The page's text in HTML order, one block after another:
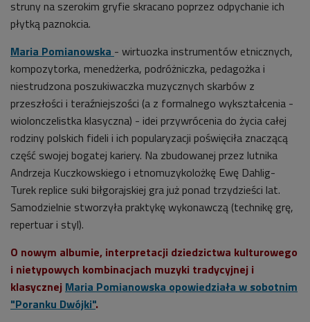
struny na szerokim gryfie skracano poprzez odpychanie ich
płytką paznokcia.
Maria Pomianowska - wirtuozka instrumentów etnicznych,
kompozytorka, menedżerka, podróżniczka, pedagożka i
niestrudzona poszukiwaczka muzycznych skarbów z
przeszłości i teraźniejszości (a z formalnego wykształcenia -
wiolonczelistka klasyczna) - idei przywrócenia do życia całej
rodziny polskich fideli i ich popularyzacji poświęciła znaczącą
część swojej bogatej kariery. Na zbudowanej przez lutnika
Andrzeja Kuczkowskiego i etnomuzykolożkę Ewę Dahlig-
Turek replice suki biłgorajskiej gra już ponad trzydzieści lat.
Samodzielnie stworzyła praktykę wykonawczą (technikę grę,
repertuar i styl).
O nowym albumie, interpretacji dziedzictwa kulturowego
i nietypowych kombinacjach muzyki tradycyjnej i
klasycznej Maria Pomianowska opowiedziała w sobotnim
"Poranku Dwójki".